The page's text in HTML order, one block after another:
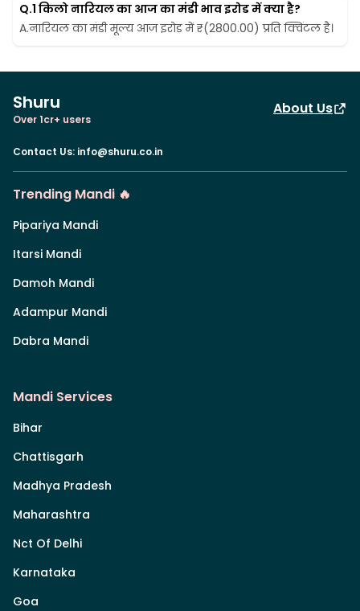
Q.1 किलो नारियल का आज का मंडी भाव इरोड में क्या है?
A.नारियल का मंडी मूल्य आज इरोड में ₹(2800.00) प्रति क्विंटल है।
Shuru
Over 1cr+ users
About Us
Contact Us: info@shuru.co.in
Trending Mandi 🔥
Pipariya Mandi
Itarsi Mandi
Damoh Mandi
Adampur Mandi
Dabra Mandi
Mandi Services
Bihar
Chattisgarh
Madhya Pradesh
Maharashtra
Nct Of Delhi
Karnataka
Goa